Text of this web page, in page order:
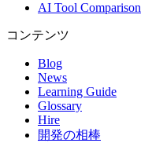
AI Tool Comparison
コンテンツ
Blog
News
Learning Guide
Glossary
Hire
開発の相棒